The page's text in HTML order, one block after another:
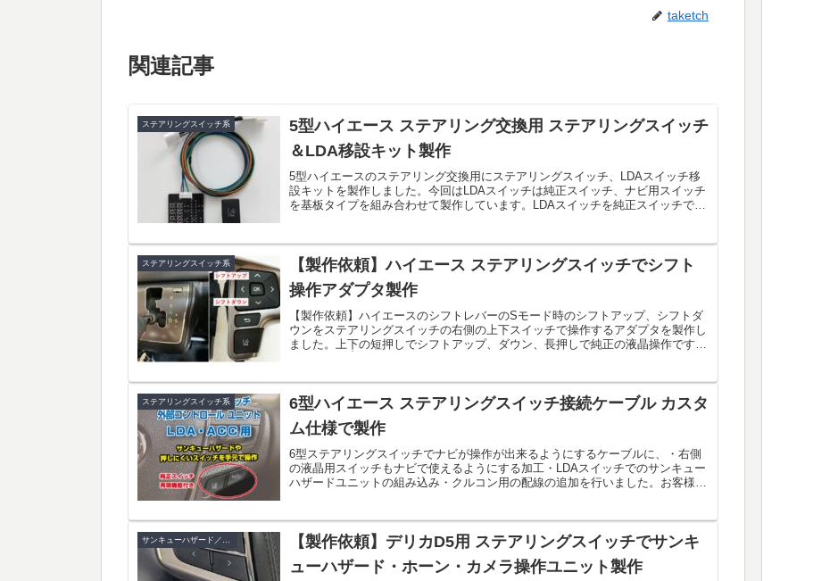
taketch
関連記事
ステアリングスイッチ系
5型ハイエース ステアリング交換用 ステアリングスイッチ
＆LDA移設キット製作
5型ハイエースのステアリング交換用にステアリングスイッチ、LDAスイッチ移
設キットを製作しました。今回はLDAスイッチは純正スイッチ、ナビ用スイッチ
を基板タイプを組み合わせて製作しています。LDAスイッチを純正スイッチで移
ステアリングスイッチ系
【製作依頼】ハイエース ステアリングスイッチでシフト
操作アダプタ製作
【製作依頼】ハイエースのシフトレバーのSモード時のシフトアップ、シフトダ
ウンをステアリングスイッチの右側の上下スイッチで操作するアダプタを製作し
ました。上下の短押しでシフトアップ、ダウン、長押しで純正の液晶操作です。
ステアリングスイッチ系
6型ハイエース ステアリングスイッチ接続ケーブル カスタ
ム仕様で製作
6型ステアリングスイッチでナビが操作が出来るようにするケーブルに、・右側
の液晶用スイッチもナビで使えるようにする加工・LDAスイッチでのサンキュー
ハザードユニットの組み込み・クルコン用の配線の追加を行いました。お客様の
サンキューハザード／ホーン
【製作依頼】デリカD5用 ステアリングスイッチでサンキ
ューハザード・ホーン・カメラ操作ユニット製作